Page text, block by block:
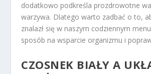
dodatkowo podkreśla prozdrowotne
warzywa. Dlatego warto zadbać o to,
znalazł się w naszym codziennym
sposób na wsparcie organizmu i
CZOSNEK BIAŁY A